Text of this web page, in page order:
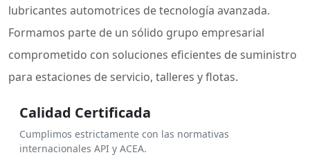
lubricantes automotrices de tecnología avanzada.
Formamos parte de un sólido grupo empresarial
comprometido con soluciones eficientes de suministro
para estaciones de servicio, talleres y flotas.
Calidad Certificada
Cumplimos estrictamente con las normativas
internacionales API y ACEA.